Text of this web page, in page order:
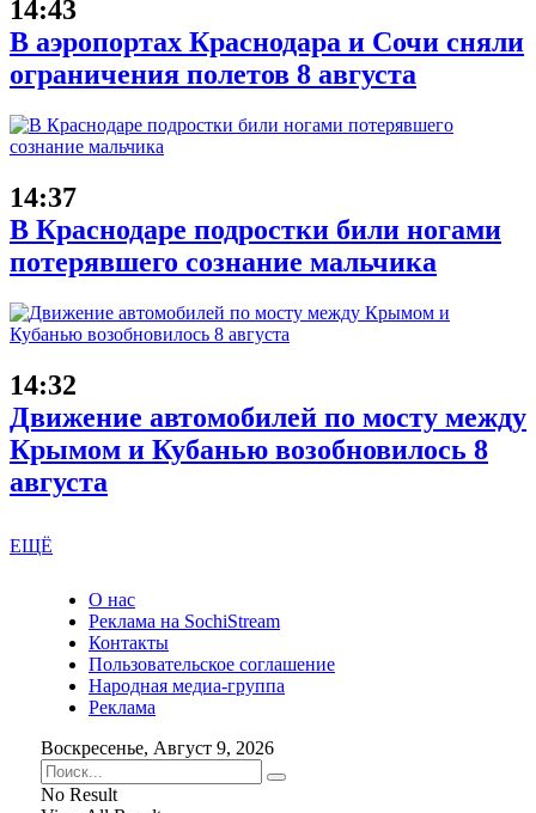
14:43
В аэропортах Краснодара и Сочи сняли
ограничения полетов 8 августа
14:37
В Краснодаре подростки били ногами
потерявшего сознание мальчика
14:32
Движение автомобилей по мосту между
Крымом и Кубанью возобновилось 8
августа
ЕЩЁ
О нас
Реклама на SochiStream
Контакты
Пользовательское соглашение
Народная медиа-группа
Реклама
Воскресенье, Август 9, 2026
No Result